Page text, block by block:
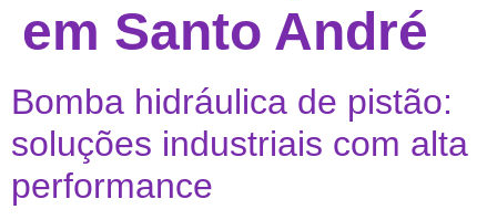
em Santo André
Bomba hidráulica de pistão:
soluções industriais com alta
performance